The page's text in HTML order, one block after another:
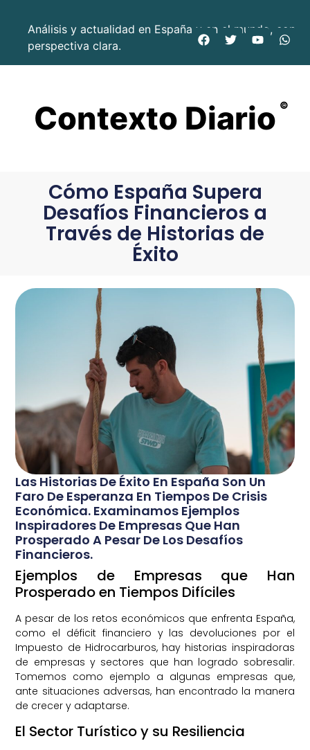
Análisis y actualidad en España y en el mundo, con
perspectiva clara.
Contexto Diario ©
Cómo España Supera
Desafíos Financieros a
Través de Historias de
Éxito
Las Historias De Éxito En España Son Un
Faro De Esperanza En Tiempos De Crisis
Económica. Examinamos Ejemplos
Inspiradores De Empresas Que Han
Prosperado A Pesar De Los Desafíos
Financieros.
Ejemplos de Empresas que Han
Prosperado en Tiempos Difíciles
A pesar de los retos económicos que enfrenta España,
como el déficit financiero y las devoluciones por el
Impuesto de Hidrocarburos, hay historias inspiradoras
de empresas y sectores que han logrado sobresalir.
Tomemos como ejemplo a algunas empresas que,
ante situaciones adversas, han encontrado la manera
de crecer y adaptarse.
El Sector Turístico y su Resiliencia